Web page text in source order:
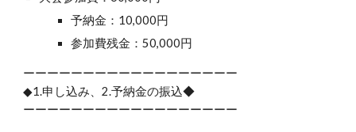
予納金：10,000円
参加費残金：50,000円
ーーーーーーーーーーーーーーーーーー
◆1.申し込み、2.予納金の振込◆
ーーーーーーーーーーーーーーーーーー